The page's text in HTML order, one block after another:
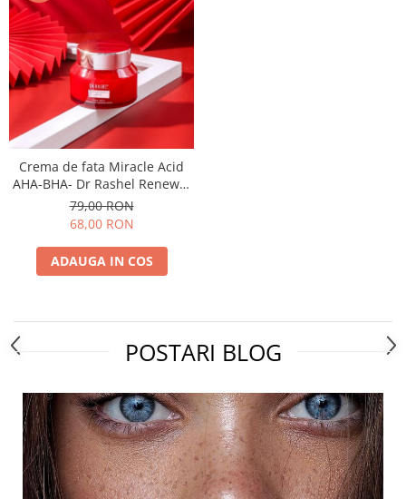
Crema de fata Miracle Acid
AHA-BHA- Dr Rashel Renewal
Cream 50 g
79,00 RON
68,00 RON
ADAUGA IN COS
POSTARI BLOG